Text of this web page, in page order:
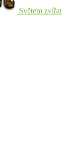
Světem zvířat